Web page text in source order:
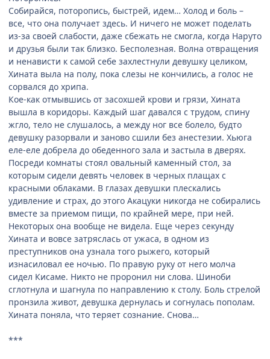
Собирайся, поторопись, быстрей, идем… Холод и боль –
все, что она получает здесь. И ничего не может поделать
из-за своей слабости, даже сбежать не смогла, когда Наруто
и друзья были так близко. Бесполезная. Волна отвращения
и ненависти к самой себе захлестнули девушку целиком,
Хината выла на полу, пока слезы не кончились, а голос не
сорвался до хрипа.
Кое-как отмывшись от засохшей крови и грязи, Хината
вышла в коридоры. Каждый шаг давался с трудом, спину
жгло, тело не слушалось, а между ног все болело, будто
девушку разорвали и заново сшили без анестезии. Хьюга
еле-еле добрела до обеденного зала и застыла в дверях.
Посреди комнаты стоял овальный каменный стол, за
которым сидели девять человек в черных плащах с
красными облаками. В глазах девушки плескались
удивление и страх, до этого Акацуки никогда не собирались
вместе за приемом пищи, по крайней мере, при ней.
Некоторых она вообще не видела. Еще через секунду
Хината и вовсе затряслась от ужаса, в одном из
преступников она узнала того рыжего, который
изнасиловал ее ночью. По правую руку от него молча
сидел Кисаме. Никто не проронил ни слова. Шиноби
сглотнула и шагнула по направлению к столу. Боль стрелой
пронзила живот, девушка дернулась и согнулась пополам.
Хината поняла, что теряет сознание. Снова…
***